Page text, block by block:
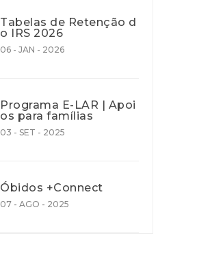
Tabelas de Retenção d
o IRS 2026
06 - JAN - 2026
Programa E-LAR | Apoi
os para famílias
03 - SET - 2025
Óbidos +Connect
07 - AGO - 2025